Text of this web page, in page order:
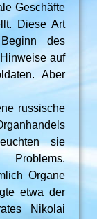
Geschäfte
Diese Art
des
auf
Aber
russische
sie
Organe
etwa der
Nikolai